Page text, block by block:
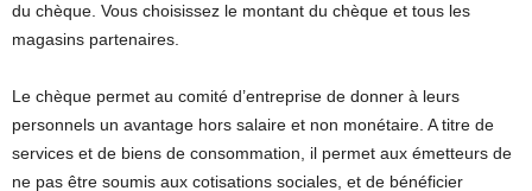
du chèque. Vous choisissez le montant du chèque et tous les
magasins partenaires.
Le chèque permet au comité d’entreprise de donner à leurs
personnels un avantage hors salaire et non monétaire. A titre de
services et de biens de consommation, il permet aux émetteurs de
ne pas être soumis aux cotisations sociales, et de bénéficier